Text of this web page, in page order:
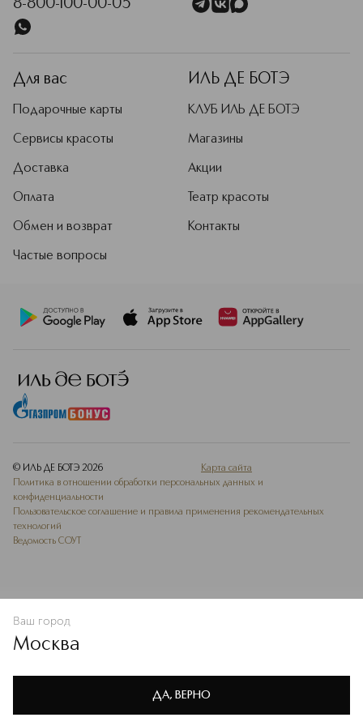
Политике конфиденциальности
В КОРЗИНУ
8-800-100-00-05
Для вас
Подарочные карты
Сервисы красоты
Доставка
Оплата
Обмен и возврат
Частые вопросы
ИЛЬ ДЕ БОТЭ
КЛУБ ИЛЬ ДЕ БОТЭ
Магазины
Акции
Театр красоты
Контакты
© ИЛЬ ДЕ БОТЭ 2026
Карта сайта
Политика в отношении обработки персональных данных и
конфиденциальности
Пользовательское соглашение и правила применения рекомендательных
технологий
Ведомость СОУТ
Ваш город
Москва
ДА, ВЕРНО